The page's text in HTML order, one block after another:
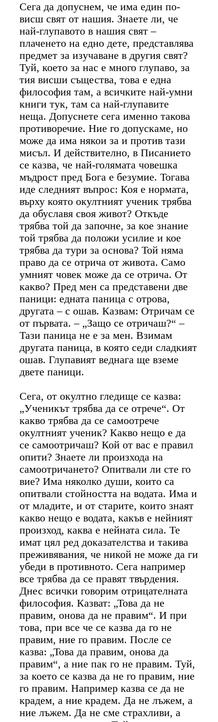
Сега да допуснем, че има един по-
висш свят от нашия. Знаете ли, че
най-глупавото в нашия свят –
плаченето на едно дете, представлява
предмет за изучаване в другия свят?
Туй, което за нас е много глупаво, за
тия висши същества, това е една
философия там, а всичките най-умни
книги тук, там са най-глупавите
неща. Допуснете сега именно такова
противоречие. Ние го допускаме, но
може да има някои за и против тази
мисъл. И действително, в Писанието
се казва, че най-голямата човешка
мъдрост пред Бога е безумие. Тогава
иде следният въпрос: Коя е нормата,
върху която окултният ученик трябва
да обуславя своя живот? Откъде
трябва той да започне, за кое знание
той трябва да положи усилие и кое
трябва да тури за основа? Той няма
право да се отрича от живота. Само
умният човек може да се отрича. От
какво? Пред мен са представени две
паници: едната паница с отрова,
другата – с ошав. Казвам: Отричам се
от първата. – „Защо се отричаш?“ –
Тази паница не е за мен. Взимам
другата паница, в която седи сладкият
ошав. Глупавият веднага ще вземе
двете паници.
Сега, от окултно гледище се казва:
„Ученикът трябва да се отрече“. От
какво трябва да се самоотрече
окултният ученик? Какво нещо е да
се самоотричаш? Кой от вас е правил
опити? Знаете ли произхода на
самоотричането? Опитвали ли сте го
вие? Има няколко души, които са
опитвали стойността на водата. Има и
от младите, и от старите, които знаят
какво нещо е водата, какъв е нейният
произход, каква е нейната сила. Те
имат цял ред доказателства и такива
преживявания, че никой не може да ги
убеди в противното. Сега например
все трябва да се правят твърдения.
Днес всички говорим отрицателната
философия. Казват: „Това да не
правим, онова да не правим“. И при
това, при все че се казва да го не
правим, ние го правим. После се
казва: „Това да правим, онова да
правим“, а ние пак го не правим. Туй,
за което се казва да не го правим, ние
го правим. Например казва се да не
крадем, а ние крадем. Да не лъжем, а
ние лъжем. Да не сме страхливи, а